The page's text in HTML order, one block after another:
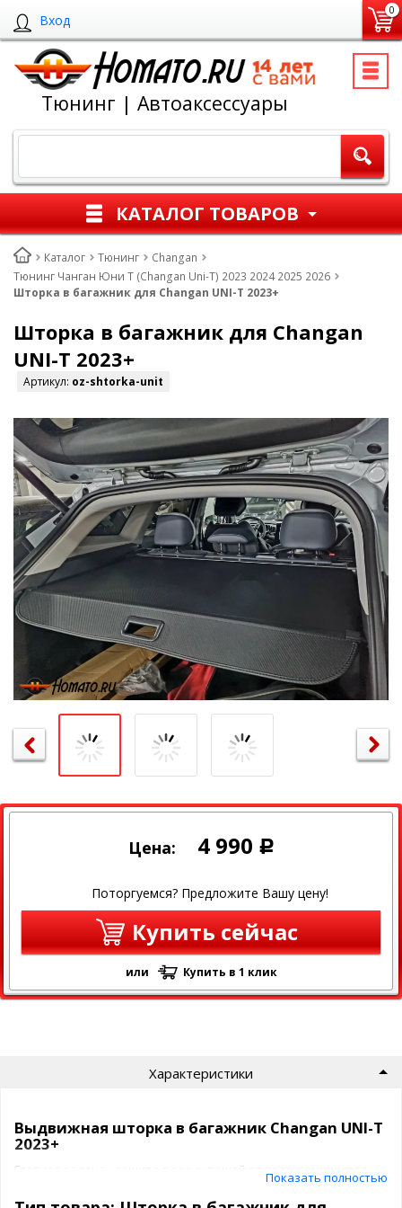
Вход
0
Тюнинг | Автоаксессуары
КАТАЛОГ ТОВАРОВ
Каталог Тюнинг
Changan
Тюнинг Чанган Юни Т (Changan Uni-T) 2023 2024 2025 2026
Шторка в багажник для Changan UNI-T 2023+
Шторка в багажник для Changan
UNI-T 2023+
Артикул: oz-shtorka-unit
Цена: 4 990 Р
Поторгуемся? Предложите Вашу цену!
Купить сейчас
или Купить в 1 клик
Характеристики
Выдвижная шторка в багажник Changan UNI-T
2023+
Главная задача - защита личных вещей от посторонних глаз,
Показать полностью